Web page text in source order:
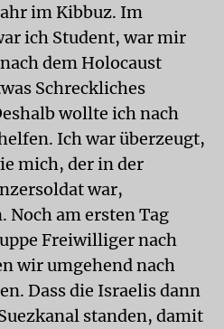
im Kibbuz. Im
ich Student, war mir
dem Holocaust
Schreckliches
wollte ich nach
Ich war überzeugt,
mich, der in der
war,
Noch am ersten Tag
Freiwilliger nach
wir umgehend nach
Dass die Israelis dann
standen, damit